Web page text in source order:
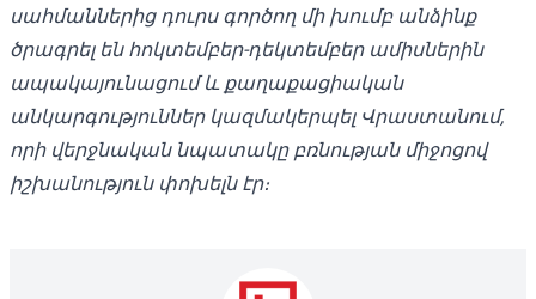
սահմաններից դուրս գործող մի խումբ անձինք
ծրագրել են հոկտեմբեր-դեկտեմբեր ամիսներին
ապակայունացում և քաղաքացիական
անկարգություններ կազմակերպել Վրաստանում,
որի վերջնական նպատակը բռնության միջոցով
իշխանություն փոխելն էր։